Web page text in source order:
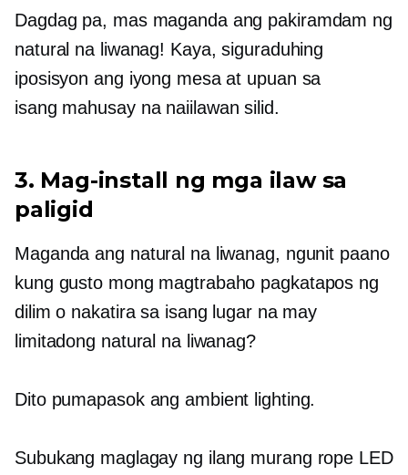
Dagdag pa, mas maganda ang pakiramdam ng
natural na liwanag! Kaya, siguraduhing
iposisyon ang iyong mesa at upuan sa
isang mahusay na naiilawan silid.
3. Mag-install ng mga ilaw sa
paligid
Maganda ang natural na liwanag, ngunit paano
kung gusto mong magtrabaho pagkatapos ng
dilim o nakatira sa isang lugar na may
limitadong natural na liwanag?
Dito pumapasok ang ambient lighting.
Subukang maglagay ng ilang murang rope LED